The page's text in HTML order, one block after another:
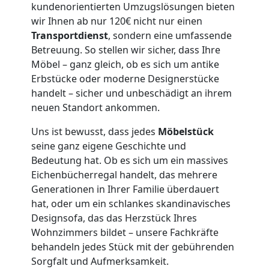
kundenorientierten Umzugslösungen bieten
wir Ihnen ab nur 120€ nicht nur einen
Transportdienst, sondern eine umfassende
Betreuung. So stellen wir sicher, dass Ihre
Möbel – ganz gleich, ob es sich um antike
Erbstücke oder moderne Designerstücke
handelt – sicher und unbeschädigt an ihrem
neuen Standort ankommen.
Uns ist bewusst, dass jedes Möbelstück
seine ganz eigene Geschichte und
Bedeutung hat. Ob es sich um ein massives
Eichenbücherregal handelt, das mehrere
Generationen in Ihrer Familie überdauert
hat, oder um ein schlankes skandinavisches
Designsofa, das das Herzstück Ihres
Wohnzimmers bildet – unsere Fachkräfte
behandeln jedes Stück mit der gebührenden
Sorgfalt und Aufmerksamkeit.
LKW
Möbellift
Wolfsberg
Übersiedlung
Wolfsberg
Klaviertransport